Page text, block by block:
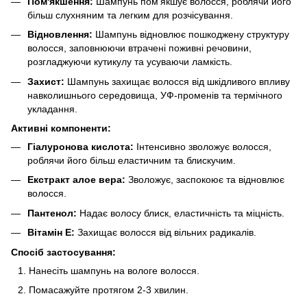
більш слухняним та легким для розчісування.
Відновлення: Шампунь відновлює пошкоджену структуру
волосся, заповнюючи втрачені поживні речовини,
розгладжуючи кутикулу та усуваючи ламкість.
Захист: Шампунь захищає волосся від шкідливого впливу
навколишнього середовища, УФ-променів та термічного
укладання.
Активні компоненти:
Гіалуронова кислота: Інтенсивно зволожує волосся,
роблячи його більш еластичним та блискучим.
Екстракт алое вера: Зволожує, заспокоює та відновлює
волосся.
Пантенол: Надає волосу блиск, еластичність та міцність.
Вітамін E: Захищає волосся від вільних радикалів.
Спосіб застосування:
Нанесіть шампунь на вологе волосся.
Помасажуйте протягом 2-3 хвилин.